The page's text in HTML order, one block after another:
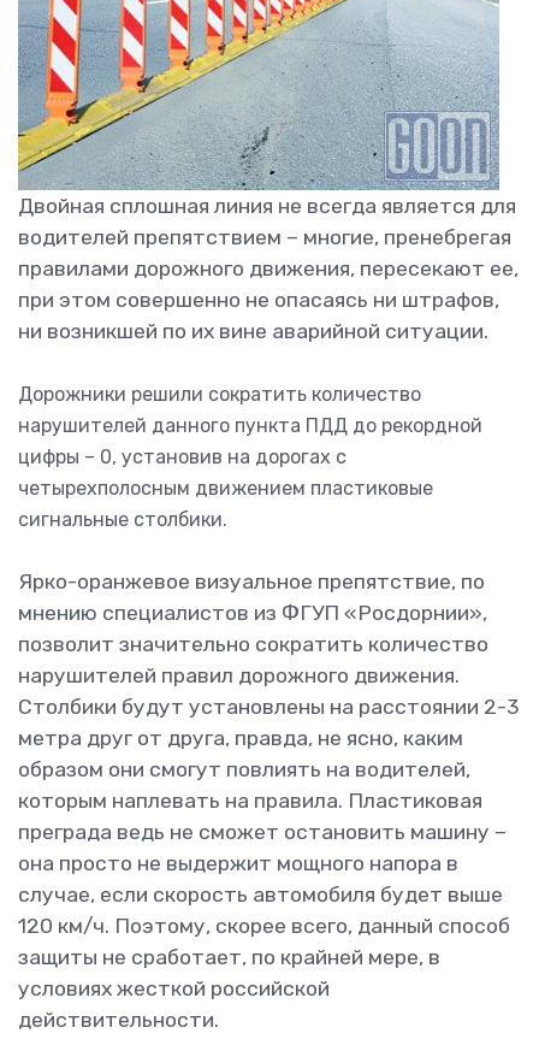
Двойная сплошная линия не всегда является для
водителей препятствием – многие, пренебрегая
правилами дорожного движения, пересекают ее,
при этом совершенно не опасаясь ни штрафов,
ни возникшей по их вине аварийной ситуации.
Дорожники решили сократить количество
нарушителей данного пункта ПДД до рекордной
цифры – 0, установив на дорогах с
четырехполосным движением пластиковые
сигнальные столбики.
Ярко-оранжевое визуальное препятствие, по
мнению специалистов из ФГУП «Росдорнии»,
позволит значительно сократить количество
нарушителей правил дорожного движения.
Столбики будут установлены на расстоянии 2-3
метра друг от друга, правда, не ясно, каким
образом они смогут повлиять на водителей,
которым наплевать на правила. Пластиковая
преграда ведь не сможет остановить машину –
она просто не выдержит мощного напора в
случае, если скорость автомобиля будет выше
120 км/ч. Поэтому, скорее всего, данный способ
защиты не сработает, по крайней мере, в
условиях жесткой российской
действительности.